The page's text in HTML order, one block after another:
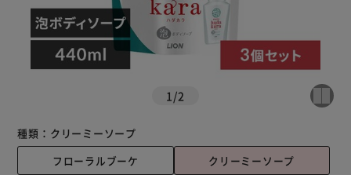
1 /2
種類： クリーミーソープ
フローラルブーケ
クリーミーソープ